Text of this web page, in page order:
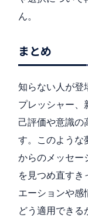
ん。
まとめ
知らない人が登
プレッシャー、
己評価や意識の
す。このような
からのメッセー
を見つめ直すき
エーションや感
どう適用できる